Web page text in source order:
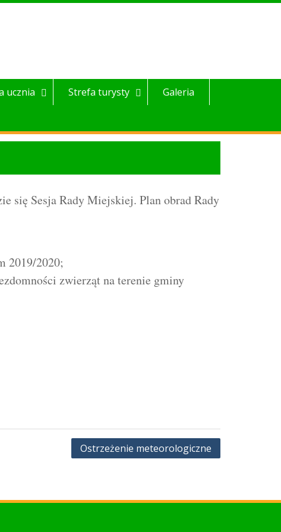
ucznia Strefa turysty
Galeria
się Sesja Rady Miejskiej. Plan obrad Rady
2019/2020;
zwierząt na terenie gminy
Ostrzeżenie meteorologiczne